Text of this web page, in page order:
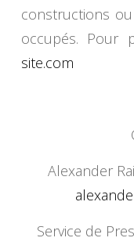
constructions
occupés. Pour
site.com
Alexander
Service de